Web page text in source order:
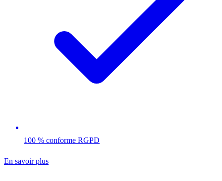
100 % conforme RGPD
En savoir plus